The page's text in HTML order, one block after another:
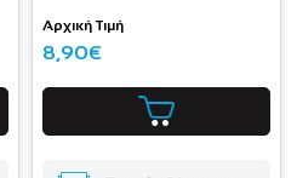
Αρχική Τιμή
8,90€